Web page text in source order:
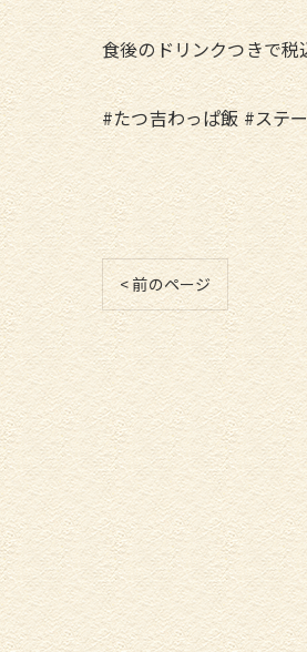
食後のドリンクつきで税
#たつ吉わっぱ飯 #ステ
< 前のページ